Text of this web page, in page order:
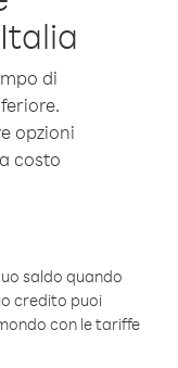
di
opzioni
costo
saldo quando
credito puoi
con le tariffe